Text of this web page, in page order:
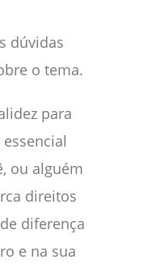
dúvidas
o tema.
para
ou alguém
direitos
diferença
e na sua